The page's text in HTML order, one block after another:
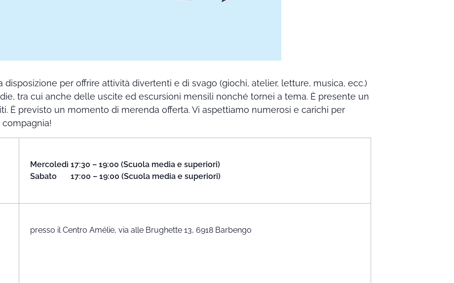
per offrire attività divertenti e di svago (giochi, atelier, letture, musica, ecc.)
tra cui anche delle uscite ed escursioni mensili nonché tornei a tema. È presente un
È previsto un momento di merenda offerta. Vi aspettiamo numerosi e carichi per
Mercoledì 17:30 – 19:00 (Scuola media e superiori)
Sabato 17:00 – 19:00 (Scuola media e superiori)
presso il Centro Amélie, via alle Brughette 13, 6918 Barbengo